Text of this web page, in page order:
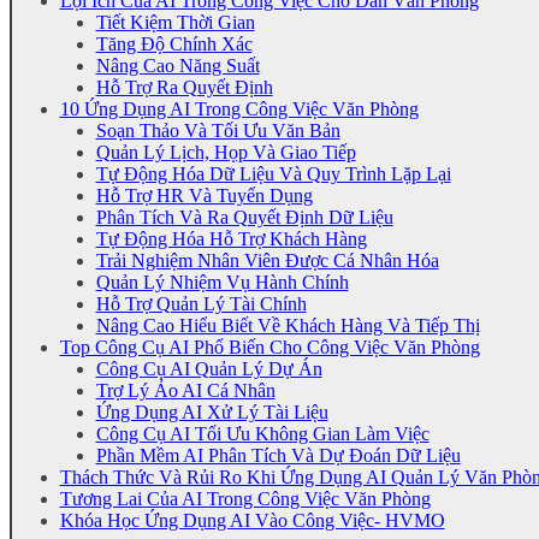
Tiết Kiệm Thời Gian
Tăng Độ Chính Xác
Nâng Cao Năng Suất
Hỗ Trợ Ra Quyết Định
10 Ứng Dụng AI Trong Công Việc Văn Phòng
Soạn Thảo Và Tối Ưu Văn Bản
Quản Lý Lịch, Họp Và Giao Tiếp
Tự Động Hóa Dữ Liệu Và Quy Trình Lặp Lại
Hỗ Trợ HR Và Tuyển Dụng
Phân Tích Và Ra Quyết Định Dữ Liệu
Tự Động Hóa Hỗ Trợ Khách Hàng
Trải Nghiệm Nhân Viên Được Cá Nhân Hóa
Quản Lý Nhiệm Vụ Hành Chính
Hỗ Trợ Quản Lý Tài Chính
Nâng Cao Hiểu Biết Về Khách Hàng Và Tiếp Thị
Top Công Cụ AI Phổ Biến Cho Công Việc Văn Phòng
Công Cụ AI Quản Lý Dự Án
Trợ Lý Ảo AI Cá Nhân
Ứng Dụng AI Xử Lý Tài Liệu
Công Cụ AI Tối Ưu Không Gian Làm Việc
Phần Mềm AI Phân Tích Và Dự Đoán Dữ Liệu
Thách Thức Và Rủi Ro Khi Ứng Dụng AI Quản Lý Văn
Tương Lai Của AI Trong Công Việc Văn Phòng
Khóa Học Ứng Dụng AI Vào Công Việc- HVMO